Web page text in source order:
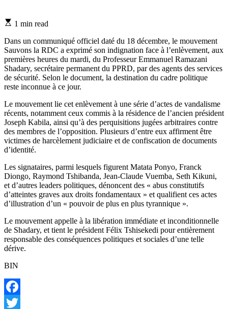
Estimated
time
1 min read
Dans un communiqué officiel daté du 18 décembre, le mouvement
Sauvons la RDC a exprimé son indignation face à l’enlèvement, aux
premières heures du mardi, du Professeur Emmanuel Ramazani
Shadary, secrétaire permanent du PPRD, par des agents des services
de sécurité. Selon le document, la destination du cadre politique
reste inconnue à ce jour.
Le mouvement lie cet enlèvement à une série d’actes de vandalisme
récents, notamment ceux commis à la résidence de l’ancien président
Joseph Kabila, ainsi qu’à des perquisitions jugées arbitraires contre
des membres de l’opposition. Plusieurs d’entre eux affirment être
victimes de harcèlement judiciaire et de confiscation de documents
d’identité.
Les signataires, parmi lesquels figurent Matata Ponyo, Franck
Diongo, Raymond Tshibanda, Jean-Claude Vuemba, Seth Kikuni,
et d’autres leaders politiques, dénoncent des « abus constitutifs
d’atteintes graves aux droits fondamentaux » et qualifient ces actes
d’illustration d’un « pouvoir de plus en plus tyrannique ».
Le mouvement appelle à la libération immédiate et inconditionnelle
de Shadary, et tient le président Félix Tshisekedi pour entièrement
responsable des conséquences politiques et sociales d’une telle
dérive.
BIN
Facebook